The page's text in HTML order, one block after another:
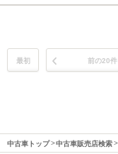
最初 前の20件
中古車トップ 中古車販売店検索